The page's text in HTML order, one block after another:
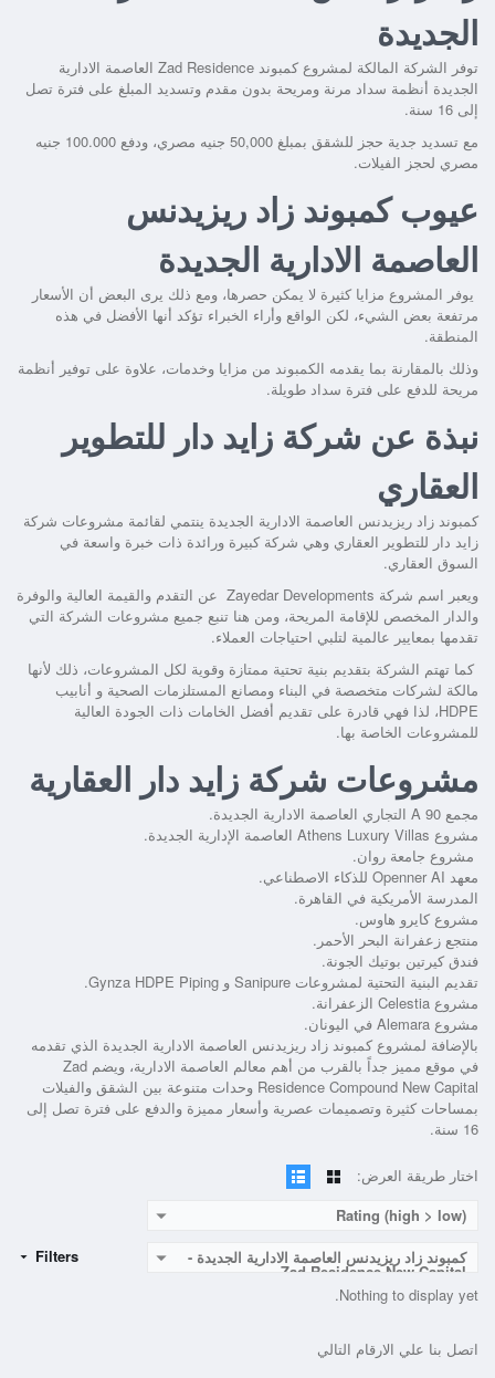
الجديدة
توفر الشركة المالكة لمشروع
كمبوند Zad Residence العاصمة الادارية
الجديدة أنظمة سداد مرنة ومريحة بدون مقدم وتسديد المبلغ على فترة تصل
إلى 16 سنة.
مع تسديد جدية حجز للشقق بمبلغ 50,000 جنيه مصري، ودفع 100.000 جنيه
مصري لحجز الفيلات.
عيوب كمبوند زاد ريزيدنس
العاصمة الادارية الجديدة
يوفر المشروع مزايا كثيرة لا يمكن حصرها، ومع ذلك يرى البعض أن الأسعار
مرتفعة بعض الشيء، لكن الواقع وأراء الخبراء تؤكد أنها الأفضل في هذه
المنطقة.
وذلك بالمقارنة بما يقدمه الكمبوند من مزايا وخدمات، علاوة على توفير أنظمة
مريحة للدفع على فترة سداد طويلة.
نبذة عن شركة زايد دار للتطوير
العقاري
كمبوند زاد ريزيدنس العاصمة الادارية الجديدة ينتمي لقائمة مشروعات شركة
زايد دار للتطوير العقاري وهي شركة كبيرة ورائدة ذات خبرة واسعة في
السوق العقاري.
ويعبر اسم شركة Zayedar Developments عن التقدم والقيمة العالية والوفرة
والدار المخصص للإقامة المريحة، ومن هنا تنبع جميع مشروعات الشركة التي
تقدمها بمعايير عالمية لتلبي احتياجات العملاء.
كما تهتم الشركة بتقديم بنية تحتية ممتازة وقوية لكل المشروعات، ذلك لأنها
مالكة لشركات متخصصة في البناء ومصانع المستلزمات الصحية و أنابيب
HDPE، لذا فهي قادرة على تقديم أفضل الخامات ذات الجودة العالية
للمشروعات الخاصة بها.
مشروعات شركة زايد دار العقارية
مجمع A 90 التجاري العاصمة الادارية الجديدة.
مشروع Athens Luxury Villas العاصمة الإدارية الجديدة.
مشروع جامعة روان.
معهد Openner AI للذكاء الاصطناعي.
المدرسة الأمريكية في القاهرة.
مشروع كايرو هاوس.
منتجع زعفرانة البحر الأحمر.
فندق كيرتين بوتيك الجونة.
تقديم البنية التحتية لمشروعات Sanipure و Gynza HDPE Piping.
مشروع Celestia الزعفرانة.
مشروع Alemara في اليونان.
بالإضافة لمشروع كمبوند زاد ريزيدنس العاصمة الادارية الجديدة الذي تقدمه
في موقع مميز جداً بالقرب من أهم معالم العاصمة الادارية، ويضم Zad
Residence Compound New Capital وحدات متنوعة بين الشقق والفيلات
بمساحات كثيرة وتصميمات عصرية وأسعار مميزة والدفع على فترة تصل إلى
16 سنة.
اختار طريقة العرض:
Rating (high > low)
كمبوند زاد ريزيدنس العاصمة الادارية الجديدة -
Zad Residence New Capital
Filters
Nothing to display yet.
اتصل بنا علي الارقام التالي